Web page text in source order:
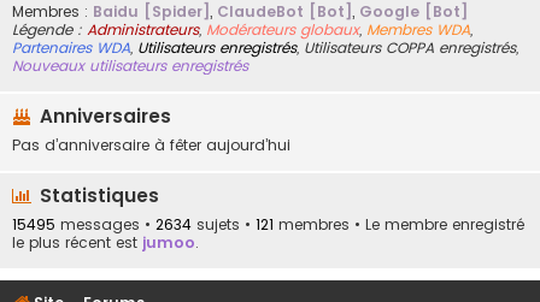
Membres : Baidu [Spider], ClaudeBot [Bot], Google [Bot]
Légende : Administrateurs, Modérateurs globaux, Membres WDA,
Partenaires WDA, Utilisateurs enregistrés, Utilisateurs COPPA enregistrés,
Nouveaux utilisateurs enregistrés
Anniversaires
Pas d’anniversaire à fêter aujourd’hui
Statistiques
15495 messages • 2634 sujets • 121 membres • Le membre enregistré
le plus récent est jumoo.